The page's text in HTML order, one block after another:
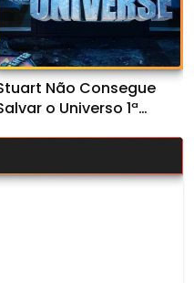
Não Consegue
o Universo 1ª